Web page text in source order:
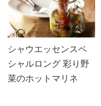
シャウエッセンスペ
シャルロング 彩り野
菜のホットマリネ